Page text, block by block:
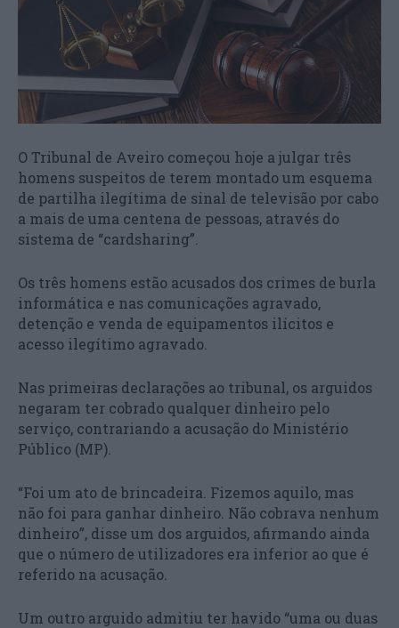
O Tribunal de Aveiro começou hoje a julgar três
homens suspeitos de terem montado um esquema
de partilha ilegítima de sinal de televisão por cabo
a mais de uma centena de pessoas, através do
sistema de “cardsharing”.
Os três homens estão acusados dos crimes de burla
informática e nas comunicações agravado,
detenção e venda de equipamentos ilícitos e
acesso ilegítimo agravado.
Nas primeiras declarações ao tribunal, os arguidos
negaram ter cobrado qualquer dinheiro pelo
serviço, contrariando a acusação do Ministério
Público (MP).
“Foi um ato de brincadeira. Fizemos aquilo, mas
não foi para ganhar dinheiro. Não cobrava nenhum
dinheiro”, disse um dos arguidos, afirmando ainda
que o número de utilizadores era inferior ao que é
referido na acusação.
Um outro arguido admitiu ter havido “uma ou duas